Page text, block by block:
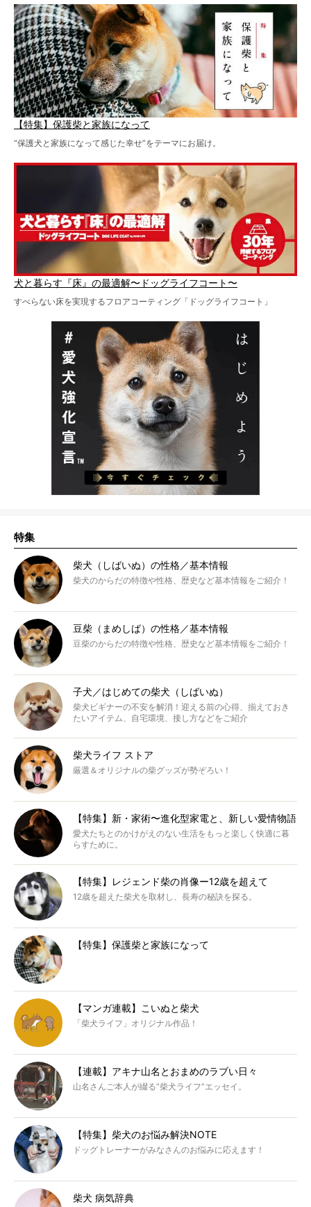
【特集】保護柴と家族になって
“保護犬と家族になって感じた幸せ”をテーマにお届け。
犬と暮らす『床』の最適解〜ドッグライフコート〜
すべらない床を実現するフロアコーティング「ドッグライフコート」
特集
柴犬（しばいぬ）の性格／基本情報
柴犬のからだの特徴や性格、歴史など基本情報をご紹介！
豆柴（まめしば）の性格／基本情報
豆柴のからだの特徴や性格、歴史など基本情報をご紹介！
子犬／はじめての柴犬（しばいぬ）
柴犬ビギナーの不安を解消！迎える前の心得、揃えておき
たいアイテム、自宅環境、接し方などをご紹介
柴犬ライフ ストア
厳選＆オリジナルの柴グッズが勢ぞろい！
【特集】新・家術〜進化型家電と、新しい愛情物語
愛犬たちとのかけがえのない生活をもっと楽しく快適に暮
らすために。
【特集】レジェンド柴の肖像ー12歳を超えて
12歳を超えた柴犬を取材し、長寿の秘訣を探る。
【特集】保護柴と家族になって
【マンガ連載】こいぬと柴犬
「柴犬ライフ」オリジナル作品！
【連載】アキナ山名とおまめのラブい日々
山名さんご本人が綴る“柴犬ライフ”エッセイ。
【特集】柴犬のお悩み解決NOTE
ドッグトレーナーがみなさんのお悩みに応えます！
柴犬 病気辞典